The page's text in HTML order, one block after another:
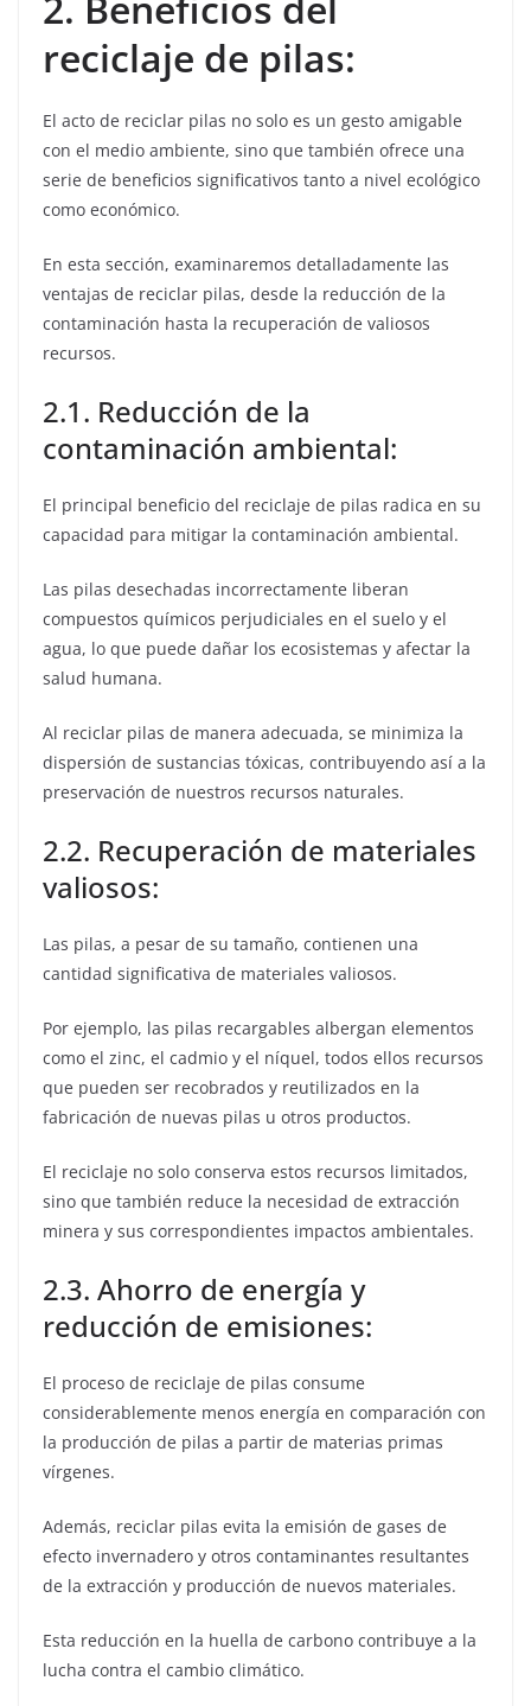
reciclaje de pilas:
El acto de reciclar pilas no solo es un gesto amigable
con el medio ambiente, sino que también ofrece una
serie de beneficios significativos tanto a nivel ecológico
como económico.
En esta sección, examinaremos detalladamente las
ventajas de reciclar pilas, desde la reducción de la
contaminación hasta la recuperación de valiosos
recursos.
2.1. Reducción de la
contaminación ambiental:
El principal beneficio del reciclaje de pilas radica en su
capacidad para mitigar la contaminación ambiental.
Las pilas desechadas incorrectamente liberan
compuestos químicos perjudiciales en el suelo y el
agua, lo que puede dañar los ecosistemas y afectar la
salud humana.
Al reciclar pilas de manera adecuada, se minimiza la
dispersión de sustancias tóxicas, contribuyendo así a la
preservación de nuestros recursos naturales.
2.2. Recuperación de materiales
valiosos:
Las pilas, a pesar de su tamaño, contienen una
cantidad significativa de materiales valiosos.
Por ejemplo, las pilas recargables albergan elementos
como el zinc, el cadmio y el níquel, todos ellos recursos
que pueden ser recobrados y reutilizados en la
fabricación de nuevas pilas u otros productos.
El reciclaje no solo conserva estos recursos limitados,
sino que también reduce la necesidad de extracción
minera y sus correspondientes impactos ambientales.
2.3. Ahorro de energía y
reducción de emisiones:
El proceso de reciclaje de pilas consume
considerablemente menos energía en comparación con
la producción de pilas a partir de materias primas
vírgenes.
Además, reciclar pilas evita la emisión de gases de
efecto invernadero y otros contaminantes resultantes
de la extracción y producción de nuevos materiales.
Esta reducción en la huella de carbono contribuye a la
lucha contra el cambio climático.